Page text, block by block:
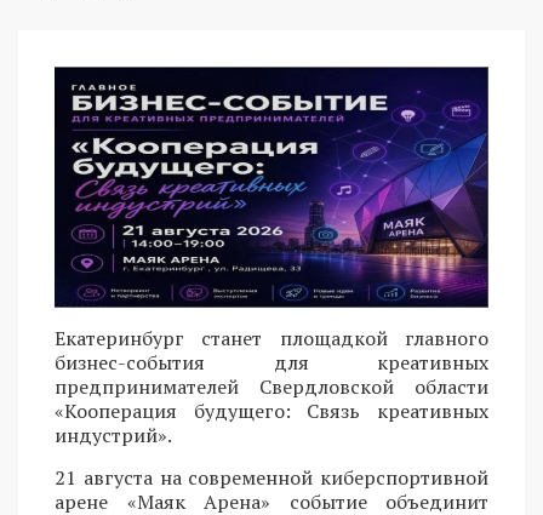
Екатеринбург станет площадкой главного
бизнес-события для креативных
предпринимателей Свердловской области
«Кооперация будущего: Связь креативных
индустрий».
21 августа на современной киберспортивной
арене «Маяк Арена» событие объединит